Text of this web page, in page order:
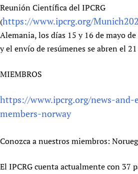
Reunión Científica del IPCRG
(https://www.ipcrg.org/
Alemania, los días 15 y 16 de mayo
y el envío de resúmenes se abren el
MIEMBROS
https://www.ipcrg.org/news-and-
members-norway
Conozca a nuestros miembros:
El IPCRG cuenta actualmente con 37